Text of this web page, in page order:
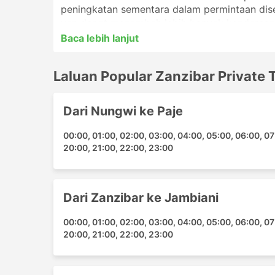
peningkatan sementara dalam permintaan
berbanding pengendali lain. Ketahui bahawa
Zanzibar Private Tours adalah salah satu
menawarkan tiket dengan tempahan dalam
Stesen Popular Zanzibar
Berikut adalah senarai terminal utama dari
Arusha Transfer
Mwanza Transfer
Moshi Transfer
Pemindahan Mombasa
Stone Town Transfer
Baca lebih lanjut
Laluan Popular Zanzibar Private
Dari Nungwi ke Paje
00:00, 01:00, 02:00, 03:00, 04:00, 05:00, 06:00,
20:00, 21:00, 22:00, 23:00
Dari Zanzibar ke Jambiani
00:00, 01:00, 02:00, 03:00, 04:00, 05:00, 06:00,
20:00, 21:00, 22:00, 23:00